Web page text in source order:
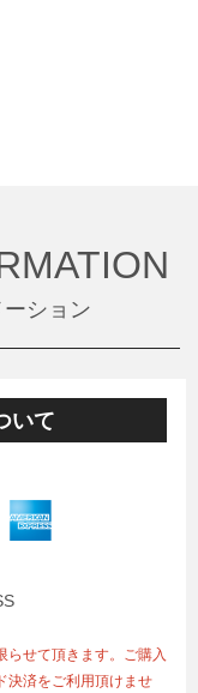
ション
いて
せて頂きます。ご購入
決済をご利用頂けませ